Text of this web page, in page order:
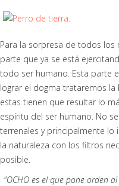
Para la sorpresa de todos los
parte que ya se está
todo ser humano. Esta parte
lograr el dogma trataremos la
estas tienen que resultar lo
espíritu del ser humano. No
terrenales y principalmente lo
la naturaleza con los filtros
posible.
"OCHO es el que pone orden